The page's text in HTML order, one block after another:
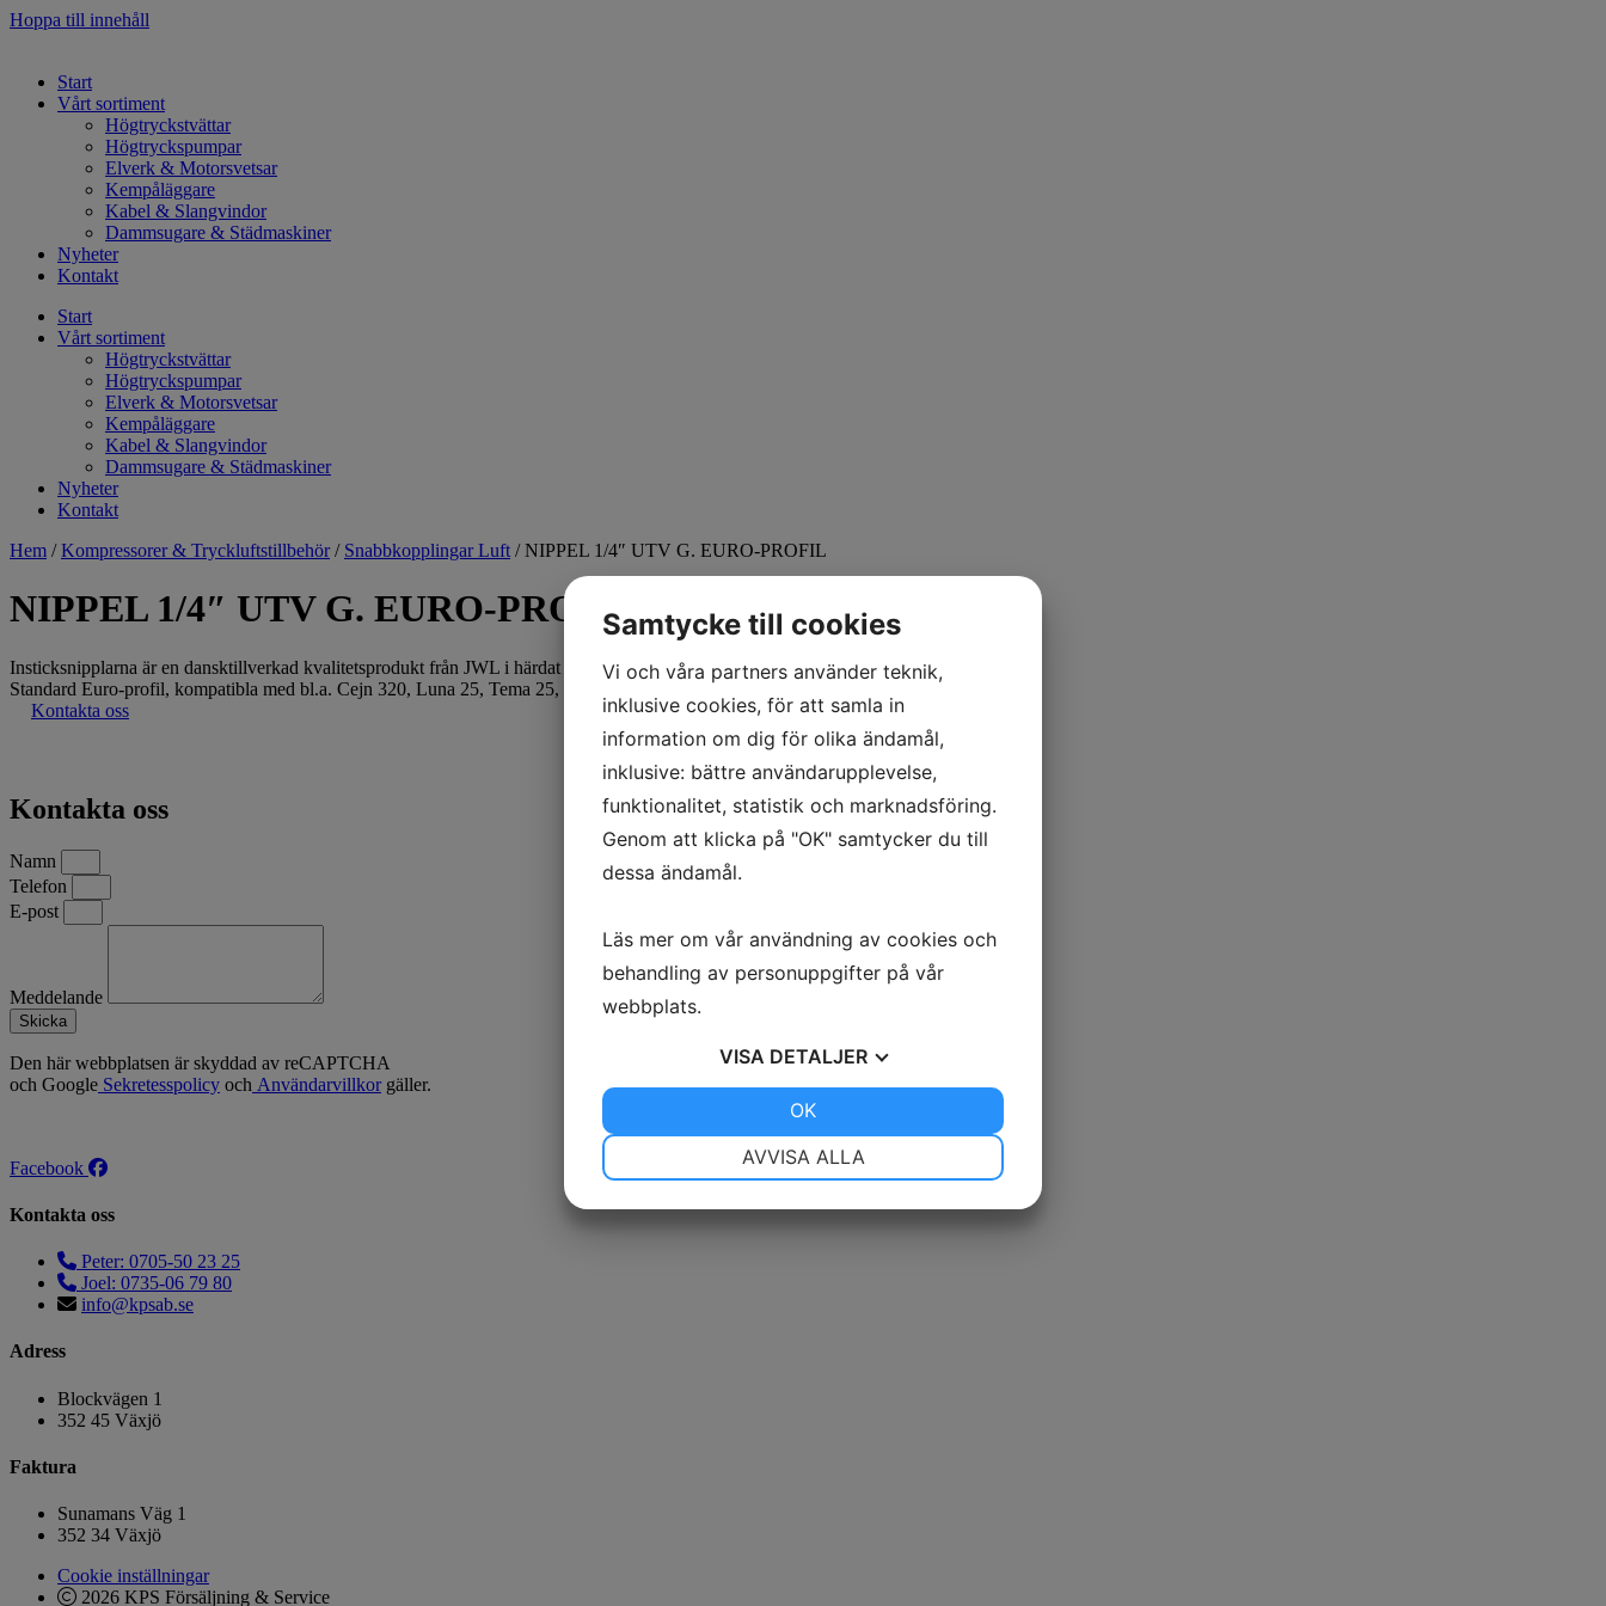
Hoppa till innehåll
Start
Vårt sortiment
Högtryckstvättar
Högtryckspumpar
Elverk & Motorsvetsar
Kempåläggare
Kabel & Slangvindor
Dammsugare & Städmaskiner
Nyheter
Kontakt
Start
Vårt sortiment
Högtryckstvättar
Högtryckspumpar
Elverk & Motorsvetsar
Kempåläggare
Kabel & Slangvindor
Dammsugare & Städmaskiner
Nyheter
Kontakt
Hem /Kompressorer & Tryckluftstillbehör / Snabbkopplingar Luft / NIPPEL 1/4″ UTV G. EURO-PROFIL
NIPPEL 1/4″ UTV G. EURO-PROFIL
Insticksnipplarna är en dansktillverkad kvalitetsprodukt från JWL i härdat stål.
Standard Euro-profil, kompatibla med bl.a. Cejn 320, Luna 25, Tema 25, 26 & 1600 m.fl
Kontakta oss
Kontakta oss
Namn
Telefon
E-post
Meddelande
Skicka
Den här webbplatsen är skyddad av reCAPTCHA
och Google Sekretesspolicy och Användarvillkor gäller.
Facebook
Kontakta oss
Peter: 0705-50 23 25
Joel: 0735-06 79 80
info@kpsab.se
Adress
Blockvägen 1
352 45 Växjö
Faktura
Sunamans Väg 1
352 34 Växjö
Cookie inställningar
2026 KPS Försäljning & Service
Samtycke till cookies
Vi och våra partners använder teknik,
inklusive cookies, för att samla in
information om dig för olika ändamål,
inklusive: bättre användarupplevelse,
funktionalitet, statistik och marknadsföring.
Genom att klicka på "OK" samtycker du till
dessa ändamål.
Läs mer om vår användning av cookies och
behandling av personuppgifter på vår
webbplats.
VISA DETALJER
AVVISA ALLA
OK